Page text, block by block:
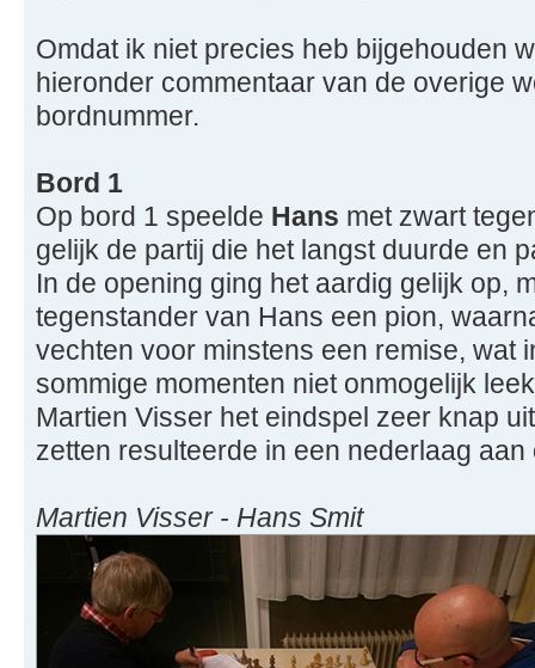
Omdat ik niet precies heb bijgehouden
hieronder commentaar van de overige
bordnummer.
Bord 1
Op bord 1 speelde Hans met zwart
gelijk de partij die het langst duurde en
In de opening ging het aardig gelijk op,
tegenstander van Hans een pion,
vechten voor minstens een remise, wat
sommige momenten niet onmogelijk
Martien Visser het eindspel zeer knap
zetten resulteerde in een nederlaag aan
Martien Visser - Hans Smit